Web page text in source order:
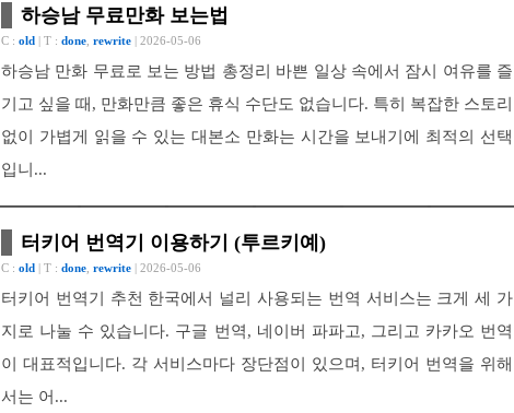
하승남 무료만화 보는법
C : old | T : done rewrite | 2026-05-06
하승남 만화 무료로 보는 방법 총정리 바쁜 일상 속에서 잠시 여유를 즐
기고 싶을 때, 만화만큼 좋은 휴식 수단도 없습니다. 특히 복잡한 스토리
없이 가볍게 읽을 수 있는 대본소 만화는 시간을 보내기에 최적의 선택
입니...
터키어 번역기 이용하기 (투르키예)
C : old | T : done rewrite | 2026-05-06
터키어 번역기 추천 한국에서 널리 사용되는 번역 서비스는 크게 세 가
지로 나눌 수 있습니다. 구글 번역, 네이버 파파고, 그리고 카카오 번역
이 대표적입니다. 각 서비스마다 장단점이 있으며, 터키어 번역을 위해
서는 어...